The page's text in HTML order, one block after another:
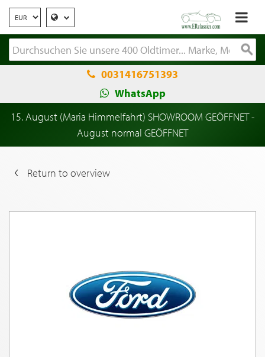
0031416751393
WhatsApp
15. August (Maria Himmelfahrt) SHOWROOM GEÖFFNET -
August normal GEÖFFNET
Return to overview